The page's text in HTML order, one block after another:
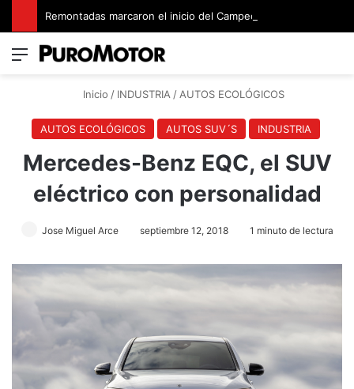
Menú
Inicio / INDUSTRIA/AUTOS ECOLÓGICOS
AUTOS ECOLÓGICOS AUTOS SUV´S INDUSTRIA
Mercedes-Benz EQC, el SUV
eléctrico con personalidad
Jose Miguel Arce septiembre 12, 2018 1 minuto de lectura